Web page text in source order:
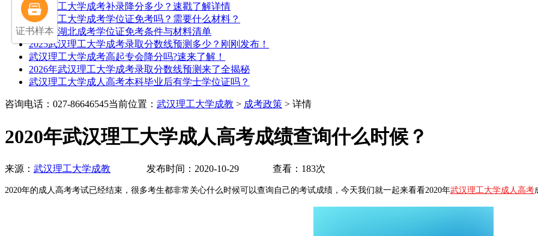
武汉理工大学成考补录降分多少？速戳了解详情
武汉理工大学成考学位证免考吗？需要什么材料？
2026年湖北成考学位证免考条件与材料清单
2025武汉理工大学成考录取分数线预测多少？刚刚发布！
武汉理工大学成考高起专会降分吗?速来了解！
2026年武汉理工大学成考录取分数线预测来了全揭秘
武汉理工大学成人高考本科毕业后有学士学位证吗？
咨询电话：027-86646545当前位置： 武汉理工大学成教 > 成考政策 > 详情
2020年武汉理工大学成人高考成绩查询什么时候？
来源： 武汉理工大学成教 发布时间：2020-10-29 查看：183次
2020年的成人高考考试已经结束，很多考生都非常关心什么时候可以查询自己的考试成绩，今天我们就一起来看看2020年武汉理工大学成人高考
证书样本